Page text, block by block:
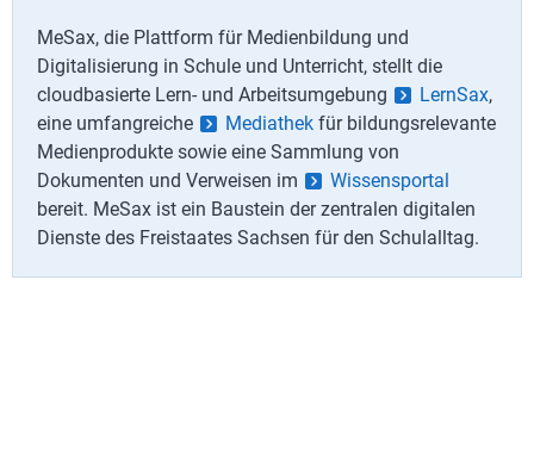
MeSax, die Plattform für Medienbildung und
Digitalisierung in Schule und Unterricht, stellt die
cloudbasierte Lern- und Arbeitsumgebung
LernSax,
eine umfangreiche
Mediathek für bildungsrelevante
Medienprodukte sowie eine Sammlung von
Dokumenten und Verweisen im
Wissensportal
bereit. MeSax ist ein Baustein der zentralen digitalen
Dienste des Freistaates Sachsen für den Schulalltag.